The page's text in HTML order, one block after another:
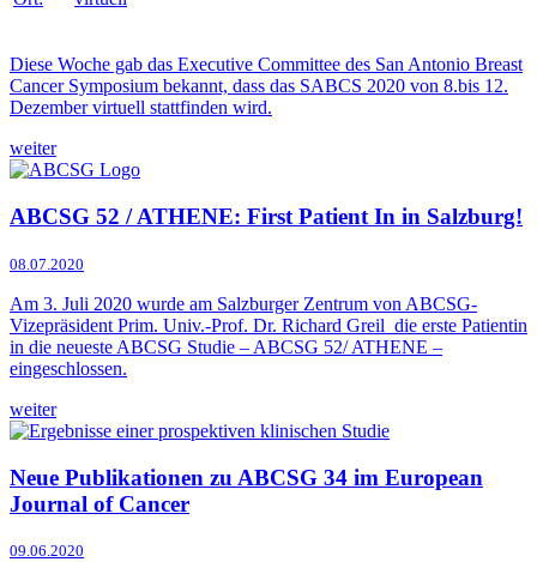
Diese Woche gab das Executive Committee des San Antonio Breast
Cancer Symposium bekannt, dass das SABCS 2020 von 8.bis 12.
Dezember virtuell stattfinden wird.
weiter
ABCSG 52 / ATHENE: First Patient In in Salzburg!
08.07.2020
Am 3. Juli 2020 wurde am Salzburger Zentrum von ABCSG-
Vizepräsident Prim. Univ.-Prof. Dr. Richard Greil die erste Patientin
in die neueste ABCSG Studie – ABCSG 52/ ATHENE –
eingeschlossen.
weiter
Neue Publikationen zu ABCSG 34 im European
Journal of Cancer
09.06.2020